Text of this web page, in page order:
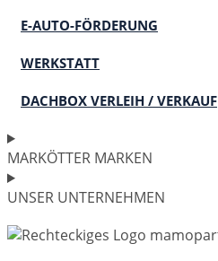
E-AUTO-FÖRDERUNG
WERKSTATT
DACHBOX VERLEIH / VERKAUF
MARKÖTTER MARKEN
UNSER UNTERNEHMEN